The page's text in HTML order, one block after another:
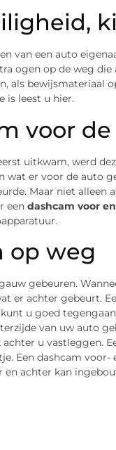
van een auto
ogen op de weg
als bewijsmateriaal
is leest u hier.
voor
uitkwam, werd
wat er voor de auto
Maar niet alleen
een dashcam voor
op weg
gebeuren.
er achter gebeurt.
u goed
van uw auto
u vastleggen.
Een dashcam
en achter kan